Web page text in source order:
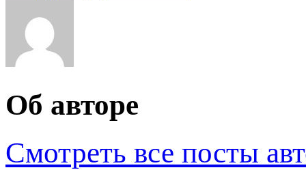
Об авторе
Смотреть все посты